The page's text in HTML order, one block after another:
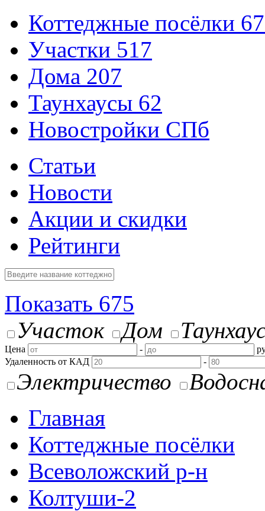
Коттеджные посёлки
Участки 517
Дома 207
Таунхаусы 62
Новостройки СПб
Статьи
Новости
Акции и скидки
Рейтинги
Показать 675
Участок
Дом
Цена -
Удаленность от КАД
-
Электричество
Главная
Коттеджные посёлки
Всеволожский р-н
Колтуши-2